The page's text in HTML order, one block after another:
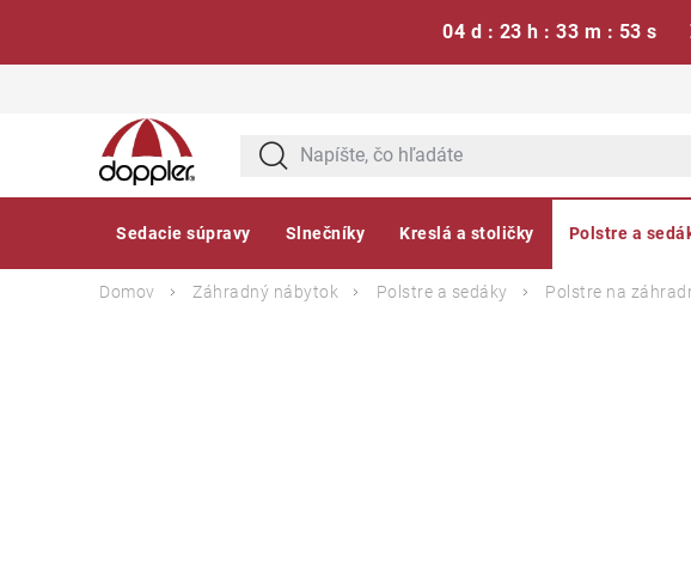
04 d : 23 h : 33 m : 52 s
Sedacie súpravy Slnečníky Kreslá a stoličky Polstre a
Domov Záhradný nábytok Polstre a sedáky Polstre na